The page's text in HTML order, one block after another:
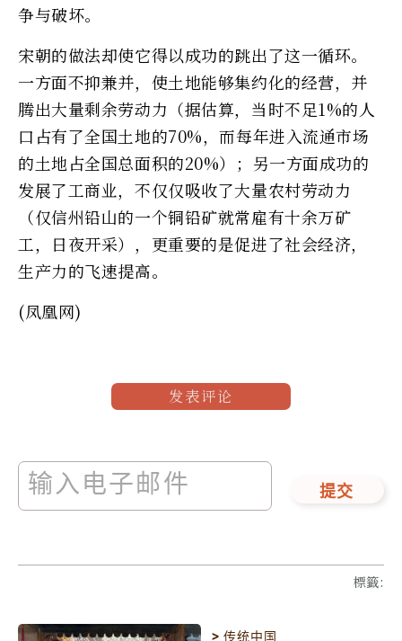
争与破坏。
宋朝的做法却使它得以成功的跳出了这一循环。
一方面不抑兼并，使土地能够集约化的经营，并
腾出大量剩余劳动力（据估算，当时不足1%的人
口占有了全国土地的70%，而每年进入流通市场
的土地占全国总面积的20%）；另一方面成功的
发展了工商业，不仅仅吸收了大量农村劳动力
（仅信州铅山的一个铜铅矿就常雇有十余万矿
工，日夜开采），更重要的是促进了社会经济，
生产力的飞速提高。
(凤凰网)
发表评论
提交
標籤:
>传统中国